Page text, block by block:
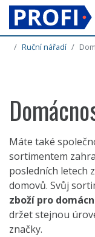
Ruční nářadí
Máte také
sortimentem
posledních letech
domovů. Svůj
zboží pro
držet stejnou
značky.